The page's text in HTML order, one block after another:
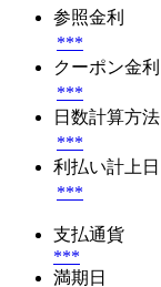
参照金利
***
クーポン金利
***
日数計算方法
***
利払い計上日
***
支払通貨
***
満期日